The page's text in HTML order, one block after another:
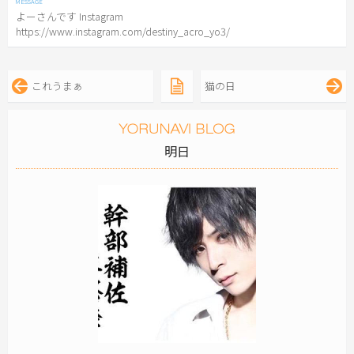
よーさんです Instagram
https://www.instagram.com/destiny_acro_yo3/
これうまぁ 猫の日
明日